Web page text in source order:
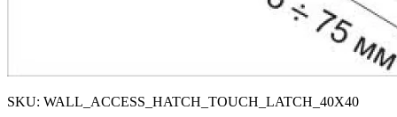
SKU: WALL_ACCESS_HATCH_TOUCH_LATCH_40X40